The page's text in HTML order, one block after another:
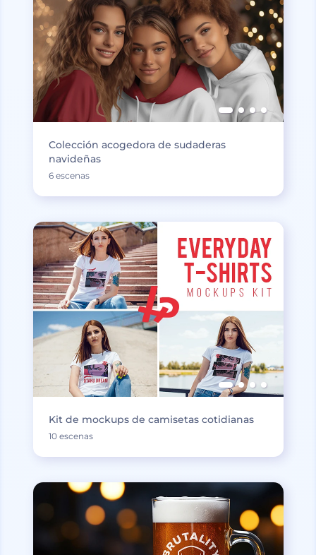
Colección acogedora de sudaderas
navideñas
6 escenas
Kit de mockups de camisetas cotidianas
10 escenas